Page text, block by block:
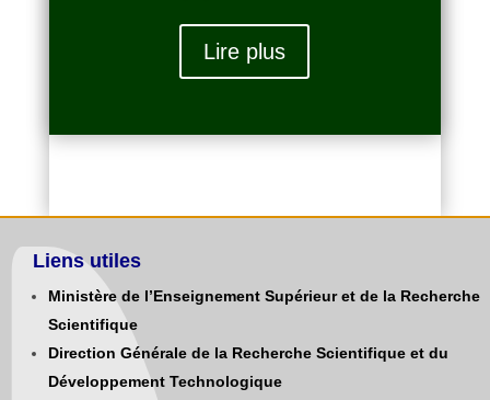
Lire plus
Liens utiles
Ministère de l’Enseignement Supérieur et de la Recherche
Scientifique
Direction Générale de la Recherche Scientifique et du
Développement Technologique